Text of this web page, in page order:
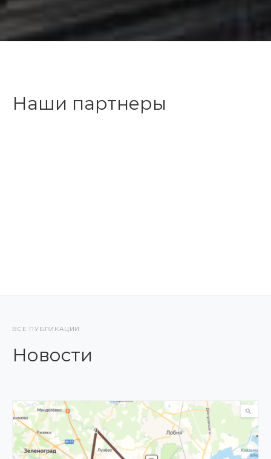
Наши партнеры
ВСЕ ПУБЛИКАЦИИ
Новости